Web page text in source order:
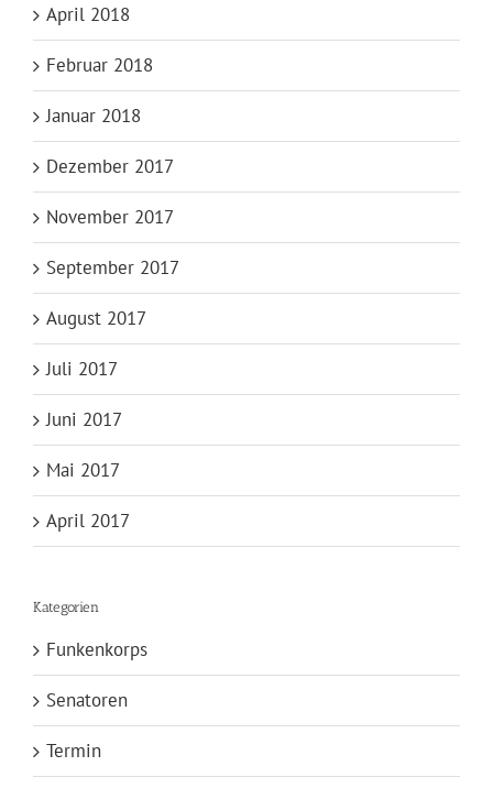
April 2018
Februar 2018
Januar 2018
Dezember 2017
November 2017
September 2017
August 2017
Juli 2017
Juni 2017
Mai 2017
April 2017
Kategorien
Funkenkorps
Senatoren
Termin